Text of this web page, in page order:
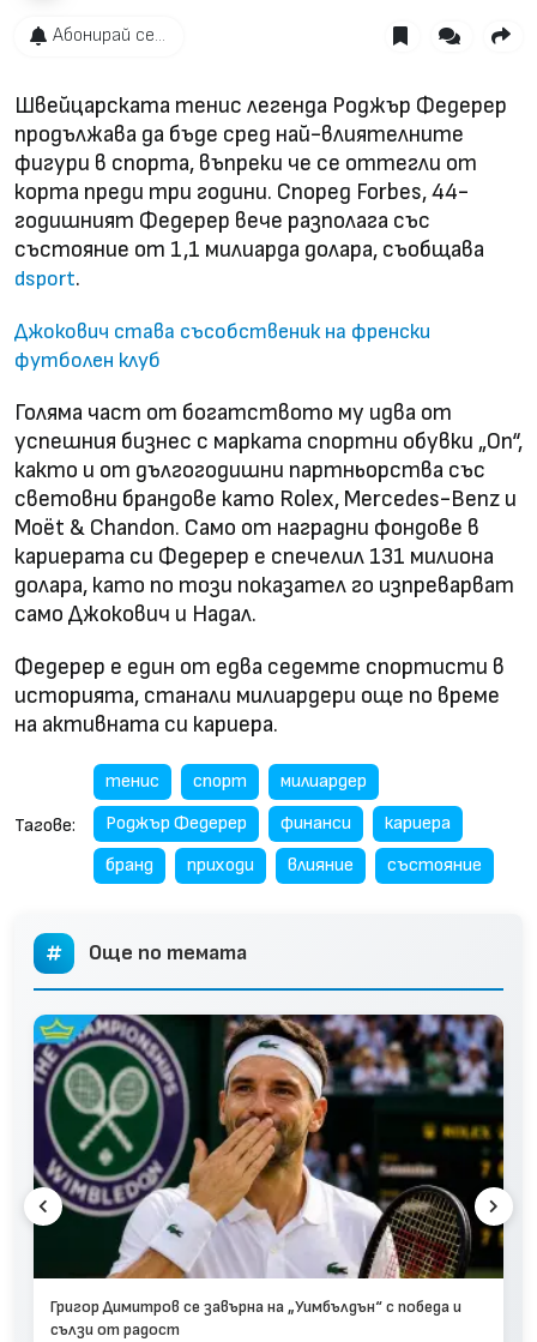
Абонирай се...
Швейцарската тенис легенда Роджър Федерер
продължава да бъде сред най-влиятелните
фигури в спорта, въпреки че се оттегли от
корта преди три години. Според Forbes, 44-
годишният Федерер вече разполага със
състояние от 1,1 милиарда долара, съобщава
dsport.
Джокович става съсобственик на френски
футболен клуб
Голяма част от богатството му идва от
успешния бизнес с марката спортни обувки „On“,
както и от дългогодишни партньорства със
световни брандове като Rolex, Mercedes-Benz и
Moët & Chandon. Само от наградни фондове в
кариерата си Федерер е спечелил 131 милиона
долара, като по този показател го изпреварват
само Джокович и Надал.
Федерер е един от едва седемте спортисти в
историята, станали милиардери още по време
на активната си кариера.
Тагове:
тенис спорт
милиардер
Роджър Федерер
финанси
кариера
бранд
приходи влияние състояние
Още по темата
Григор Димитров се завърна на „Уимбълдън“ с победа и
сълзи от радост